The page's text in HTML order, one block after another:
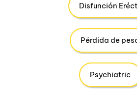
Disfunción
Pérdida de
Psychiatric